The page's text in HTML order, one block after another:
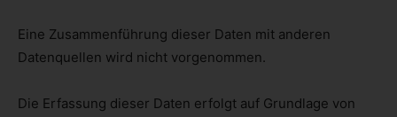
Eine Zusammenführung dieser Daten mit anderen
Datenquellen wird nicht vorgenommen.
Die Erfassung dieser Daten erfolgt auf Grundlage von